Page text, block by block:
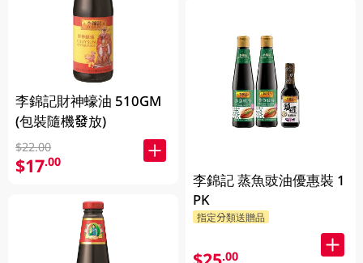
李錦記財神蠔油 510GM
(包裝隨機發放)
$22.00
$17.00
李錦記 蒸魚豉油優惠裝 1
PK
指定分類送贈品
.00